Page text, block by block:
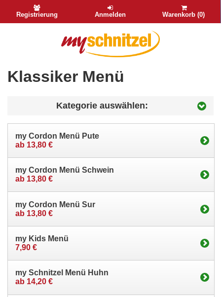
Registrierung Anmelden Warenkorb (0)
Klassiker Menü
Kategorie auswählen:
my Cordon Menü Pute
ab 13,80 €
my Cordon Menü Schwein
ab 13,80 €
my Cordon Menü Sur
ab 13,80 €
my Kids Menü
7,90 €
my Schnitzel Menü Huhn
ab 14,20 €